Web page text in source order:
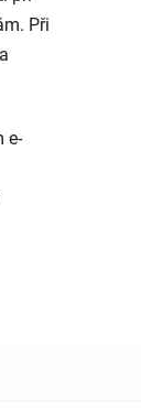
Při
e-